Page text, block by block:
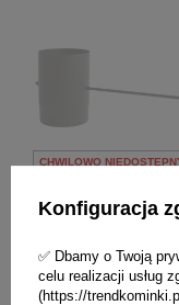
CHWILOWO
Szyber spalinowy czarny
184,13 zł / szt.
Konfiguracja
✅ Dbamy o Twoją
celu realizacji usług
(https://